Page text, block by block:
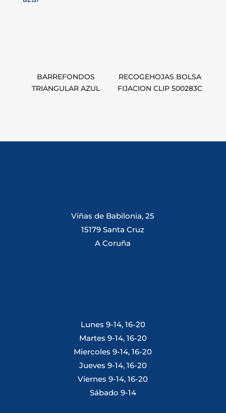
BARREFONDOS
TRIANGULAR AZUL
RECOGEHOJAS BOLSA
FIJACION CLIP 500283C
Viñas de Babilonia, 25
15179 Santa Cruz
A Coruña
Lunes 9-14, 16-20
Martes 9-14, 16-20
Miercoles 9-14, 16-20
Jueves 9-14, 16-20
Viernes 9-14, 16-20
Sábado 9-14